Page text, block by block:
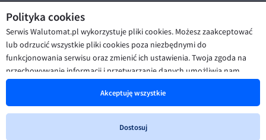
Polityka cookies
Serwis Walutomat.pl wykorzystuje pliki cookies. Możesz zaakceptować
lub odrzucić wszystkie pliki cookies poza niezbędnymi do
funkcjonowania serwisu oraz zmienić ich ustawienia. Twoja zgoda na
przechowywanie informacji i przetwarzanie danych umożliwia nam
poprawę funkcjonalności strony oraz prezentowanie Ci
spersonalizowanych treści i reklam. Więcej informacji znajdziesz w naszej
Akceptuję wszystkie
Dostosuj
© Walutomat 2026 | Regulaminy
|
Polityka prywatności i cookies | Deklaracja dostępności